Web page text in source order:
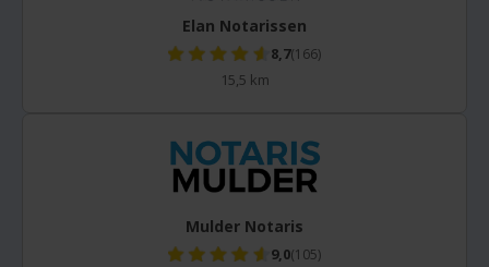
Elan Notarissen
8,7(166)
15,5 km
Mulder Notaris
9,0(105)